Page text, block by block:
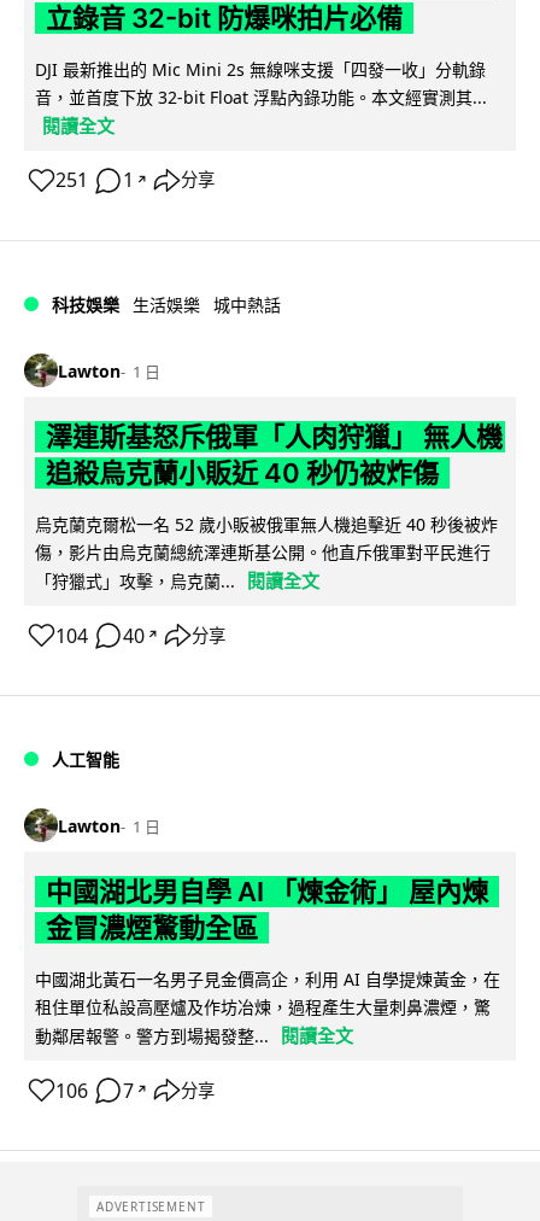
立錄音 32-bit 防爆咪拍片必備
DJI 最新推出的 Mic Mini 2s 無線咪支援「四發一收」分軌錄
音，並首度下放 32-bit Float 浮點內錄功能。本文經實測其...
閱讀全文
251 1 ↗ 分享
科技娛樂 生活娛樂 城中熱話
Lawton 1 日
澤連斯基怒斥俄軍「人肉狩獵」 無人機
追殺烏克蘭小販近 40 秒仍被炸傷
烏克蘭克爾松一名 52 歲小販被俄軍無人機追擊近 40 秒後被炸
傷，影片由烏克蘭總統澤連斯基公開。他直斥俄軍對平民進行
「狩獵式」攻擊，烏克蘭...
閱讀全文
104 40 ↗ 分享
人工智能
Lawton 1 日
中國湖北男自學 AI 「煉金術」 屋內煉
金冒濃煙驚動全區
中國湖北黃石一名男子見金價高企，利用 AI 自學提煉黃金，在
租住單位私設高壓爐及作坊冶煉，過程產生大量刺鼻濃煙，驚
動鄰居報警。警方到場揭發整...
閱讀全文
106 7 ↗ 分享
ADVERTISEMENT